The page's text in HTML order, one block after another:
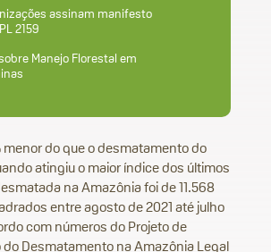
assinam manifesto
2159
Manejo Florestal em
menor do que o desmatamento do
atingiu o maior índice dos últimos
na Amazônia foi de 11.568
entre agosto de 2021 até julho
com números do Projeto de
Desmatamento na Amazônia Legal